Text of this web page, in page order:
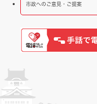
市政へのご意見・ご提案